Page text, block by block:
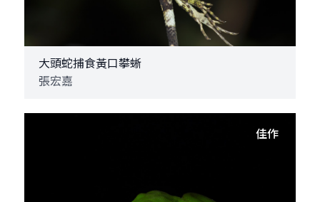
大頭蛇捕食黃口攀蜥
張宏嘉
佳作